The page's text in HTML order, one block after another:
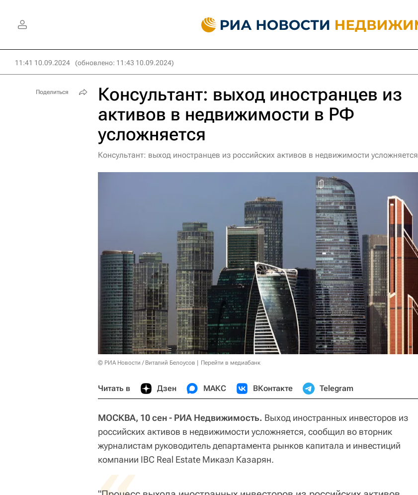
11:41 10.09.2024 (обновлено: 11:43 10.09.2024)
Консультант: выход иностранцев из
активов в недвижимости в РФ
усложняется
Консультант: выход иностранцев из российских активов в недвижимости усложняется
© РИА Новости / Виталий Белоусов Перейти в медиабанк
Читать в Дзен МАКС ВКонтакте Telegram
МОСКВА, 10 сен - РИА Недвижимость. Выход иностранных инвесторов из
российских активов в недвижимости усложняется, сообщил во вторник
журналистам руководитель департамента рынков капитала и инвестиций
компании IBC Real Estate Микаэл Казарян.
Поделиться